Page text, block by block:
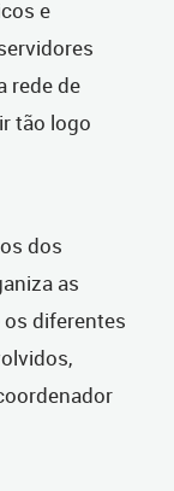
e
rede de
tão logo
dos
as
diferentes